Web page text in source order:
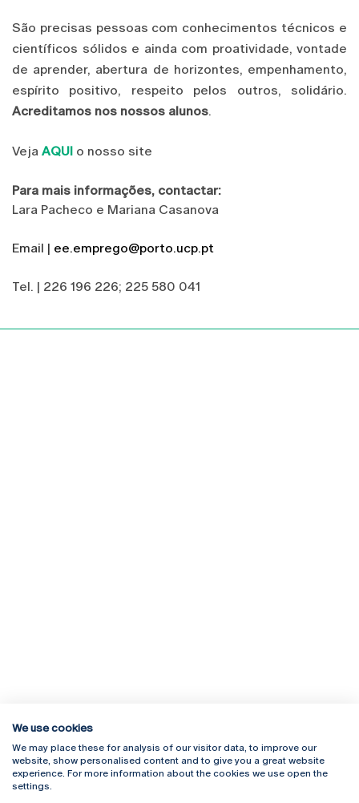
São precisas pessoas com conhecimentos técnicos e
científicos sólidos e ainda com proatividade, vontade
de aprender, abertura de horizontes, empenhamento,
espírito positivo, respeito pelos outros, solidário.
Acreditamos nos nossos alunos.
Veja AQUI o nosso site
Para mais informações, contactar:
Lara Pacheco e Mariana Casanova
Email | ee.emprego@porto.ucp.pt
Tel. | 226 196 226; 225 580 041
Rua Diogo Botelho 1327
4169-005 Porto
+351 226 196 240
Campus Online
Webmail
We use cookies
We may place these for analysis of our visitor data, to improve our
website, show personalised content and to give you a great website
experience. For more information about the cookies we use open the
settings.